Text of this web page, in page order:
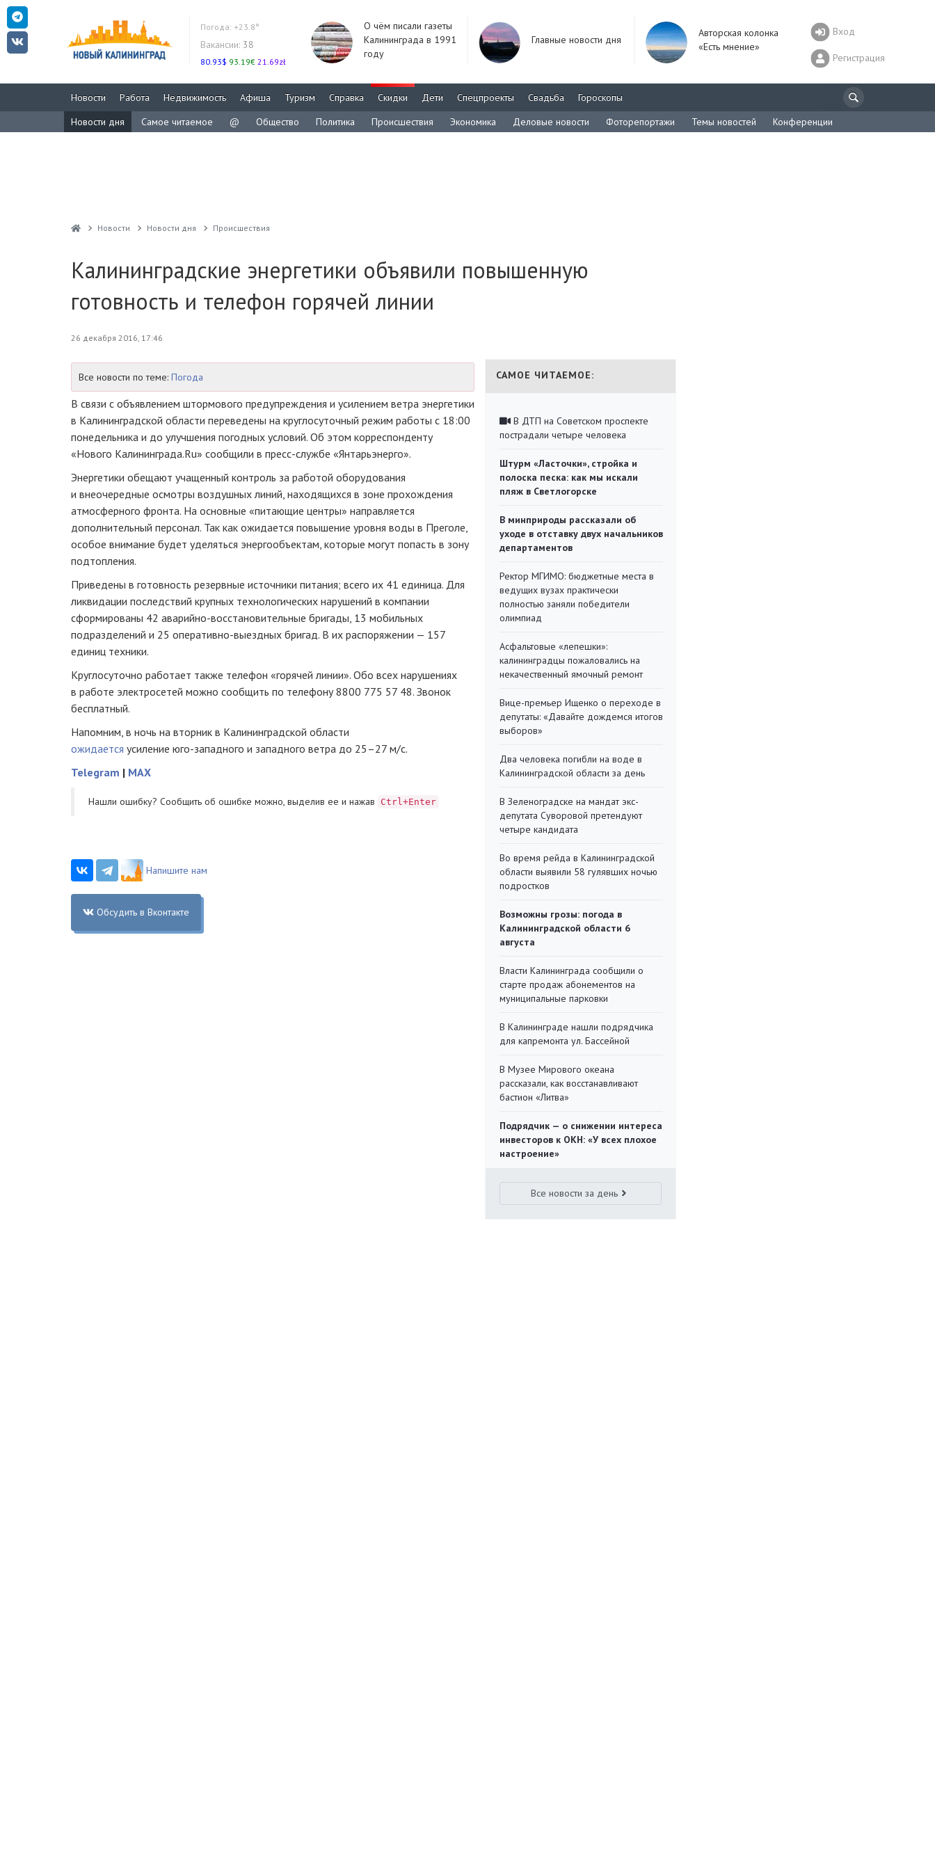
Погода: +23.8°
Вакансии: 38
80.93$ 93.19€ 21.69zł
О чём писали газеты
Калининграда в 1991
году
Главные новости дня
Авторская колонка
«Есть мнение»
Вход
Регистрация
Новости Работа Недвижимость Афиша Туризм Справка Скидки Дети Спецпроекты Свадьба
Гороскопы
Новости дня
Самое читаемое @ Общество Политика Происшествия Экономика Деловые новости Фоторепортажи Темы новостей Конференции
Новости Новости дня Проиcшествия
Калининградские энергетики объявили повышенную
готовность и телефон горячей линии
26 декабря 2016, 17:46
Все новости по теме: Погода
В связи с объявлением штормового предупреждения и усилением ветра энергетики
в Калининградской области переведены на круглосуточный режим работы с 18:00
понедельника и до улучшения погодных условий. Об этом корреспонденту
«Нового Калининграда.Ru» сообщили в пресс-службе «Янтарьэнерго».
Энергетики обещают учащенный контроль за работой оборудования
и внеочередные осмотры воздушных линий, находящихся в зоне прохождения
атмосферного фронта. На основные «питающие центры» направляется
дополнительный персонал. Так как ожидается повышение уровня воды в Преголе,
особое внимание будет уделяться энергообъектам, которые могут попасть в зону
подтопления.
Приведены в готовность резервные источники питания; всего их 41 единица. Для
ликвидации последствий крупных технологических нарушений в компании
сформированы 42 аварийно-восстановительные бригады, 13 мобильных
подразделений и 25 оперативно-выездных бригад. В их распоряжении — 157
единиц техники.
Круглосуточно работает также телефон «горячей линии». Обо всех нарушениях
в работе электросетей можно сообщить по телефону 8800 775 57 48. Звонок
бесплатный.
Напомним, в ночь на вторник в Калининградской области
ожидается усиление юго-западного и западного ветра до 25–27 м/с.
Telegram | MAX
Нашли ошибку? Cообщить об ошибке можно, выделив ее и нажав Ctrl+Enter
Напишите нам
Обсудить в Вконтакте
САМОЕ ЧИТАЕМОЕ:
В ДТП на Советском проспекте
пострадали четыре человека
Штурм «Ласточки», стройка и
полоска песка: как мы искали
пляж в Светлогорске
В минприроды рассказали об
уходе в отставку двух начальников
департаментов
Ректор МГИМО: бюджетные места в
ведущих вузах практически
полностью заняли победители
олимпиад
Асфальтовые «лепешки»:
калининградцы пожаловались на
некачественный ямочный ремонт
Вице-премьер Ищенко о переходе в
депутаты: «Давайте дождемся итогов
выборов»
Два человека погибли на воде в
Калининградской области за день
В Зеленоградске на мандат экс-
депутата Суворовой претендуют
четыре кандидата
Во время рейда в Калининградской
области выявили 58 гулявших ночью
подростков
Возможны грозы: погода в
Калининградской области 6
августа
Власти Калининграда сообщили о
старте продаж абонементов на
муниципальные парковки
В Калининграде нашли подрядчика
для капремонта ул. Бассейной
В Музее Мирового океана
рассказали, как восстанавливают
бастион «Литва»
Подрядчик — о снижении интереса
инвесторов к ОКН: «У всех плохое
настроение»
Все новости за день